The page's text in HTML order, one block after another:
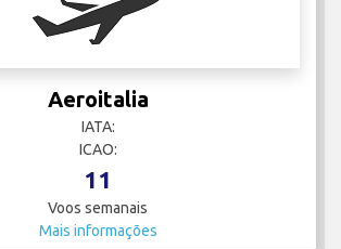
Aeroitalia
IATA:
ICAO:
11
Voos semanais
Mais informações